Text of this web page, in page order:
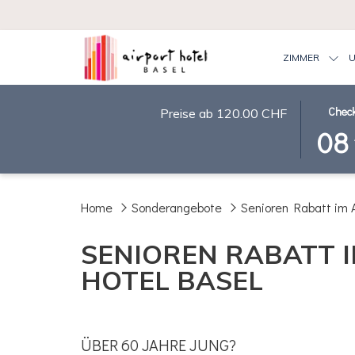
ZIMMER
Preise ab 120.00 CHF
DIESE
ÖFFNET
UM
IST
2026.
08
Home Sonderangebote Senioren Rabatt im
SENIOREN RABATT
HOTEL BASEL
ÜBER 60 JAHRE JUNG?